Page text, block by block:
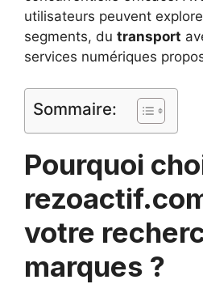
utilisateurs peuvent
segments, du transport
services numériques
Sommaire:
Pourquoi
votre
marques ?